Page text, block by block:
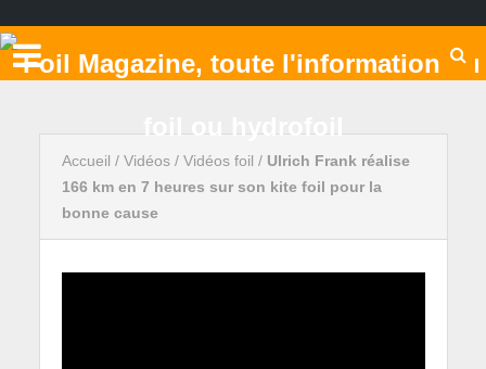
Accueil / Vidéos/ Vidéos foil / Ulrich Frank réalise
166 km en 7 heures sur son kite foil pour la
bonne cause